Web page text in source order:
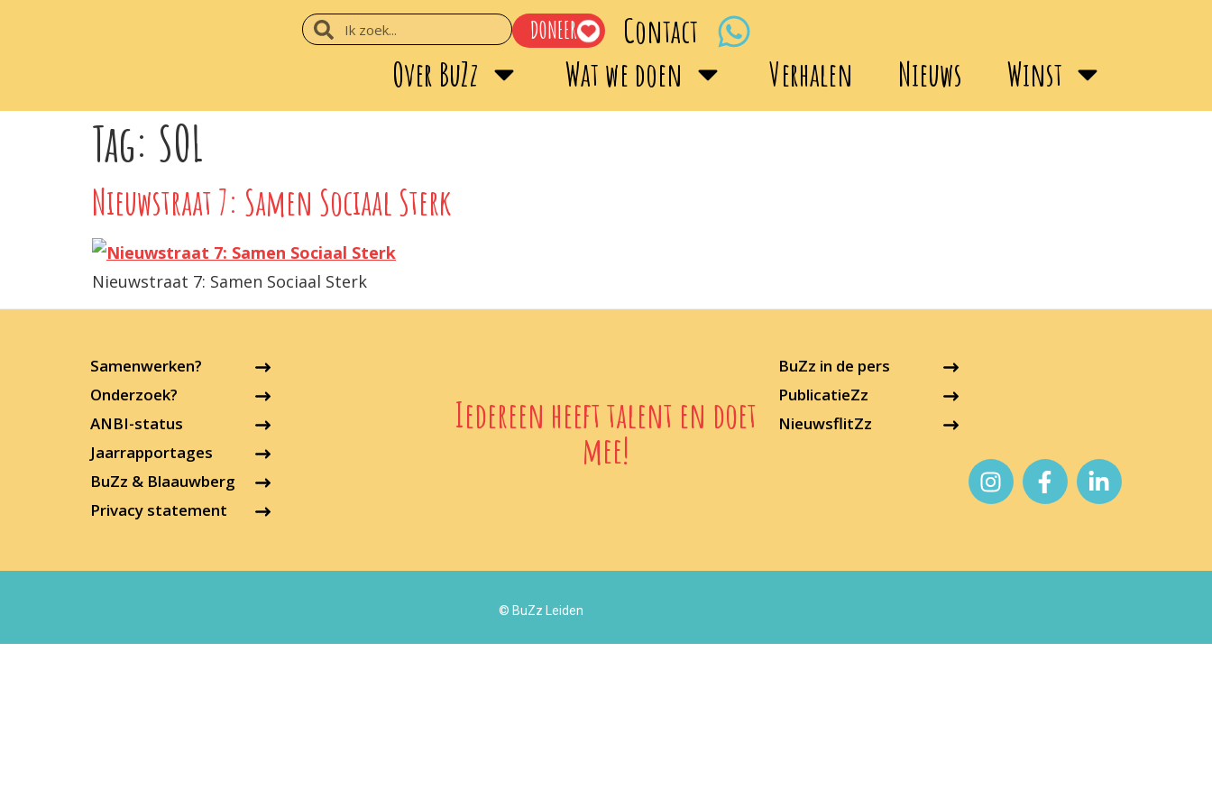
DONEER
Contact
Over BuZz
Wat we doen Verhalen Nieuws Winst
Tag: SOL
Nieuwstraat 7: Samen Sociaal Sterk
Nieuwstraat 7: Samen Sociaal Sterk
Samenwerken?
Onderzoek?
ANBI-status
Jaarrapportages
BuZz & Blaauwberg
Privacy statement
Iedereen heeft talent en doet
mee!
BuZz in de pers
PublicatieZz
NieuwsflitZz
© BuZz Leiden